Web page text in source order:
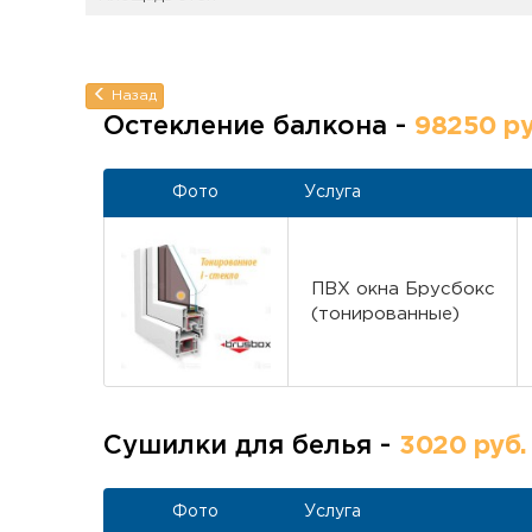
Назад
Остекление балкона - 98250
Фото Услуга
ПВХ окна Брусбокс
(тонированные)
Сушилки для белья - 3020 руб.
Фото Услуга